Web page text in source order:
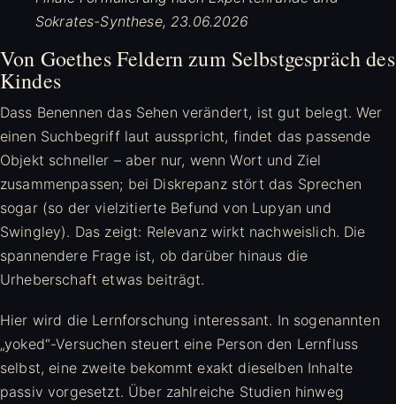
Sokrates-Synthese, 23.06.2026
Von Goethes Feldern zum Selbstgespräch des
Kindes
Dass Benennen das Sehen verändert, ist gut belegt. Wer
einen Suchbegriff laut ausspricht, findet das passende
Objekt schneller – aber nur, wenn Wort und Ziel
zusammenpassen; bei Diskrepanz stört das Sprechen
sogar (so der vielzitierte Befund von Lupyan und
Swingley). Das zeigt: Relevanz wirkt nachweislich. Die
spannendere Frage ist, ob darüber hinaus die
Urheberschaft etwas beiträgt.
Hier wird die Lernforschung interessant. In sogenannten
„yoked“-Versuchen steuert eine Person den Lernfluss
selbst, eine zweite bekommt exakt dieselben Inhalte
passiv vorgesetzt. Über zahlreiche Studien hinweg